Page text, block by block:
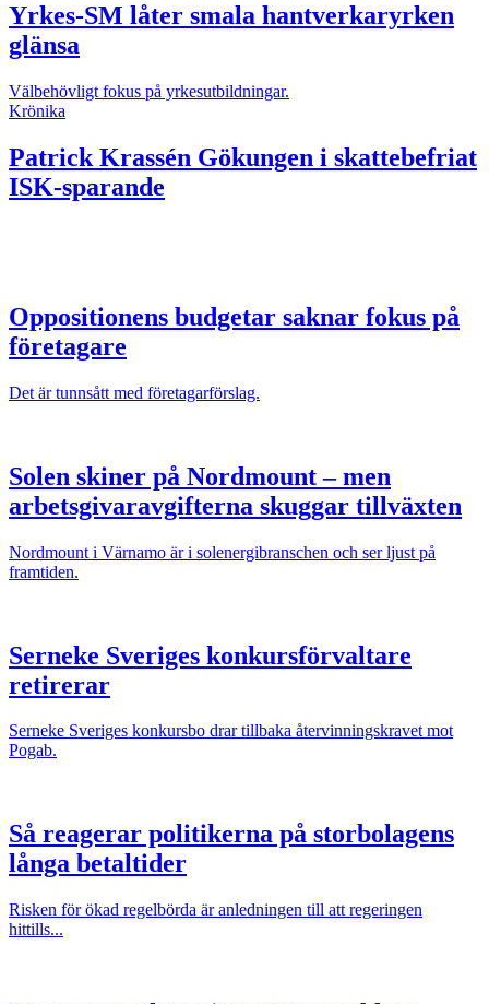
Yrkes-SM låter smala hantverkaryrken
glänsa
Välbehövligt fokus på yrkesutbildningar.
Krönika
Patrick Krassén Gökungen i skattebefriat
ISK-sparande
Oppositionens budgetar saknar fokus på
företagare
Det är tunnsått med företagarförslag.
Solen skiner på Nordmount – men
arbetsgivaravgifterna skuggar tillväxten
Nordmount i Värnamo är i solenergibranschen och ser ljust på
framtiden.
Serneke Sveriges konkursförvaltare
retirerar
Serneke Sveriges konkursbo drar tillbaka återvinningskravet mot
Pogab.
Så reagerar politikerna på storbolagens
långa betaltider
Risken för ökad regelbörda är anledningen till att regeringen
hittills...